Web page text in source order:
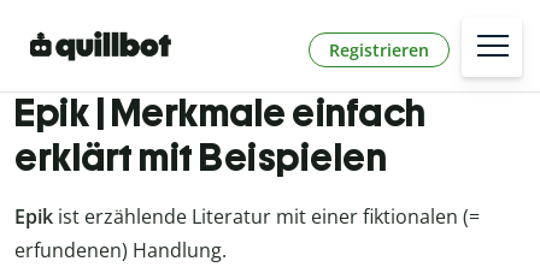
Registrieren
Epik | Merkmale einfach
erklärt mit Beispielen
Epik ist erzählende Literatur mit einer fiktionalen (=
erfundenen) Handlung.